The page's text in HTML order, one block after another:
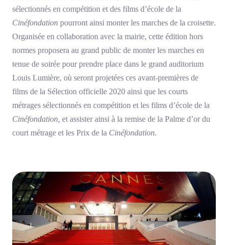
sélectionnés en compétition et des films d’école de la
Cinéfondation pourront ainsi monter les marches de la croisette.
Organisée en collaboration avec la mairie, cette édition hors
normes proposera au grand public de monter les marches en
tenue de soirée pour prendre place dans le grand auditorium
Louis Lumière, où seront projetées ces avant-premières de
films de la Sélection officielle 2020 ainsi que les courts
métrages sélectionnés en compétition et les films d’école de la
Cinéfondation, et assister ainsi à la remise de la Palme d’or du
court métrage et les Prix de la Cinéfondation.